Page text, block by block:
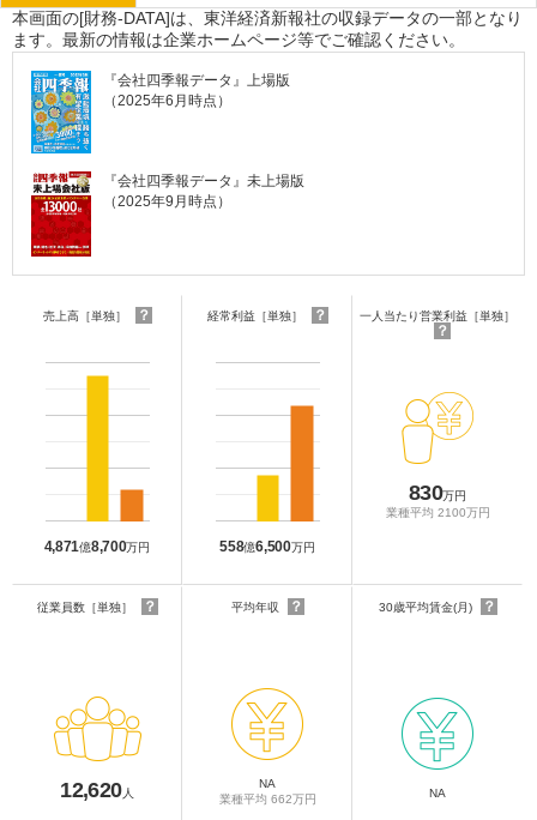
本画面の[財務-DATA]は、東洋経済新報社の収録データの一部となり
ます。最新の情報は企業ホームページ等でご確認ください。
『会社四季報データ』上場版
（2025年6月時点）
『会社四季報データ』未上場版
（2025年9月時点）
売上高［単独］ ？
4,871億8,700万円
経常利益［単独］ ？
558億6,500万円
一人当たり営業利益［単独］
？
830万円
業種平均 2100万円
従業員数［単独］ ？
12,620人
平均年収 ？
NA
業種平均 662万円
30歳平均賃金(月) ？
NA